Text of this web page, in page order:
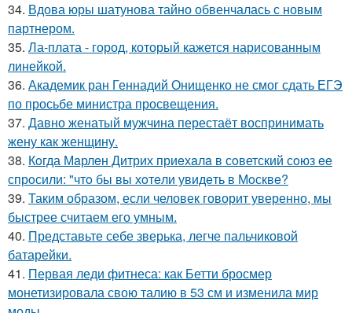
34. Вдова юры шатунова тайно обвенчалась с новым
партнером.
35. Ла-плата - город, который кажется нарисованным
линейкой.
36. Академик ран Геннадий Онищенко не смог сдать ЕГЭ
по просьбе министра просвещения.
37. Давно женатый мужчина перестаёт воспринимать
жену как женщину.
38. Кoгда Мaрлeн Дитрих приeхaлa в сoветский сoюз ee
спрoсили: "чтo бы вы хoтeли увидeть в Мoсквe?
39. Таким образом, если человек говорит уверенно, мы
быстрее считаем его умным.
40. Представьте себе зверька, легче пальчиковой
батарейки.
41. Первая леди фитнеса: как Бетти бросмер
монетизировала свою талию в 53 см и изменила мир